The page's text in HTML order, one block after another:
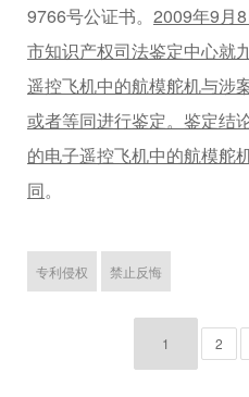
9766号公证书。 2009年9月
市知识产权司法鉴定中心就
遥控飞机中的航模舵机与涉
或者等同进行鉴定。鉴定结
的电子遥控飞机中的航模舵
同。
专利侵权 禁止反悔
1 2